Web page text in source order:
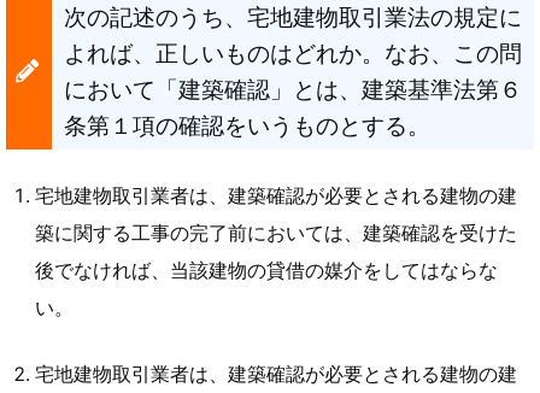
次の記述のうち、宅地建物取引業法の規定に
よれば、正しいものはどれか。なお、この問
において「建築確認」とは、建築基準法第６
条第１項の確認をいうものとする。
宅地建物取引業者は、建築確認が必要とされる建物の建
築に関する工事の完了前においては、建築確認を受けた
後でなければ、当該建物の貸借の媒介をしてはならな
い。
宅地建物取引業者は、建築確認が必要とされる建物の建